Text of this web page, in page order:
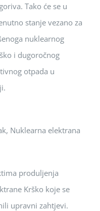
Tako će se u
stanje vezano za
nuklearnog
i dugoročnog
otpada u
Nuklearna elektrana
produljenja
Krško koje se
upravni zahtjevi.